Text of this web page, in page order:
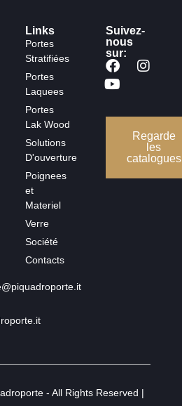
Links
Portes
Stratifiées
Portes
Laquees
Portes
Lak Wood
Solutions
D'ouverture
Poignees
et
Materiel
Verre
Société
Contacts
Suivez-
nous
sur:
Regarde
les
catalogues
- All Rights Reserved |